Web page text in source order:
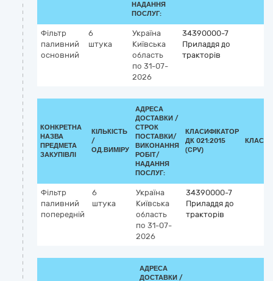
НАДАННЯ
ПОСЛУГ:
Фільтр
паливний
основний
6
штука
Україна
Київська
область
по 31-07-
2026
34390000-7
Приладдя до
тракторів
КОНКРЕТНА
НАЗВА
ПРЕДМЕТА
ЗАКУПІВЛІ
КІЛЬКІСТЬ
/
ОД.ВИМІРУ
АДРЕСА
ДОСТАВКИ /
СТРОК
ПОСТАВКИ/
ВИКОНАННЯ
РОБІТ/
НАДАННЯ
ПОСЛУГ:
КЛАСИФІКАТОР
ДК 021:2015
(CPV)
Фільтр
паливний
попередній
6
штука
Україна
Київська
область
по 31-07-
2026
34390000-7
Приладдя до
тракторів
АДРЕСА
ДОСТАВКИ /